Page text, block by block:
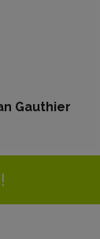
Gauthier